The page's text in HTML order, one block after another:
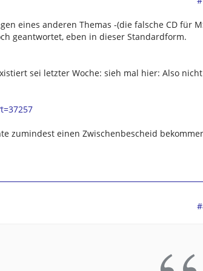
eines anderen Themas -(die falsche CD für
geantwortet, eben in dieser Standardform.
sei letzter Woche: sieh mal hier: Also nicht
zumindest einen Zwischenbescheid